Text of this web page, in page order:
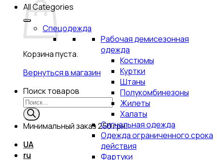
Корзина пуста.
Вернуться в магазин
Поиск товаров
Минимальный заказ250 грн.
UA
ru
All Categories
Спецодежда
Рабочая демисезонная
одежда
Костюмы
Куртки
Штаны
Полукомбинезоны
Жилеты
Халаты
Сигнальная одежда
Одежда ограниченного срока
действия
Фартуки